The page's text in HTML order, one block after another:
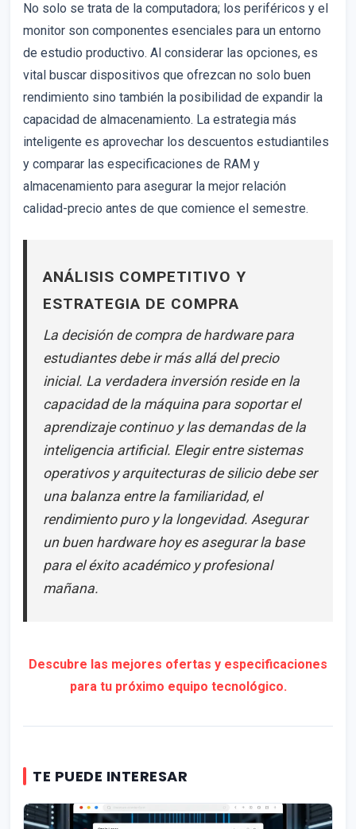
No solo se trata de la computadora; los periféricos y el
monitor son componentes esenciales para un entorno
de estudio productivo. Al considerar las opciones, es
vital buscar dispositivos que ofrezcan no solo buen
rendimiento sino también la posibilidad de expandir la
capacidad de almacenamiento. La estrategia más
inteligente es aprovechar los descuentos estudiantiles
y comparar las especificaciones de RAM y
almacenamiento para asegurar la mejor relación
calidad-precio antes de que comience el semestre.
ANÁLISIS COMPETITIVO Y
ESTRATEGIA DE COMPRA
La decisión de compra de hardware para
estudiantes debe ir más allá del precio
inicial. La verdadera inversión reside en la
capacidad de la máquina para soportar el
aprendizaje continuo y las demandas de la
inteligencia artificial. Elegir entre sistemas
operativos y arquitecturas de silicio debe ser
una balanza entre la familiaridad, el
rendimiento puro y la longevidad. Asegurar
un buen hardware hoy es asegurar la base
para el éxito académico y profesional
mañana.
Descubre las mejores ofertas y especificaciones
para tu próximo equipo tecnológico.
TE PUEDE INTERESAR